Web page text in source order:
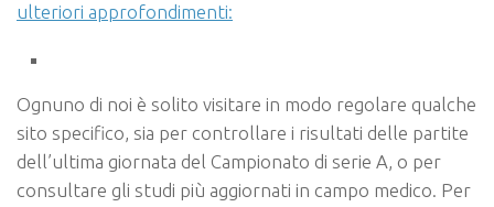
ulteriori approfondimenti:
Ognuno di noi è solito visitare in modo regolare qualche
sito specifico, sia per controllare i risultati delle partite
dell’ultima giornata del Campionato di serie A, o per
consultare gli studi più aggiornati in campo medico. Per